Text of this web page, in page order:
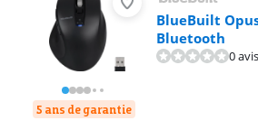
5 ans de garantie
BlueBuilt
Bluetooth
0 avis